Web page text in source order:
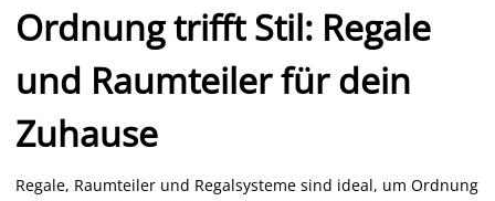
Ordnung trifft Stil: Regale
und Raumteiler für dein
Zuhause
Regale, Raumteiler und Regalsysteme sind ideal, um Ordnung